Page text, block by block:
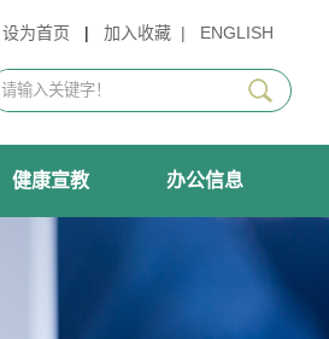
设为首页 | 加入收藏 | ENGLISH
健康宣教 办公信息